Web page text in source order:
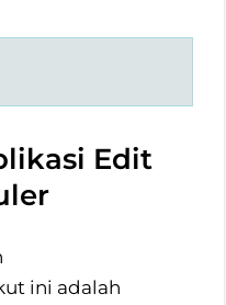
Edit
ini adalah